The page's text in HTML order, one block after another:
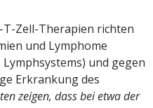
T-Zell-Therapien richten
und Lymphome
und gegen
Erkrankung des
zeigen, dass bei etwa der